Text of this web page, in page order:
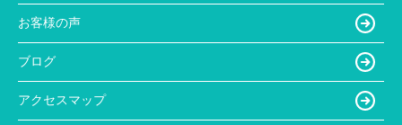
お客様の声
ブログ
アクセスマップ